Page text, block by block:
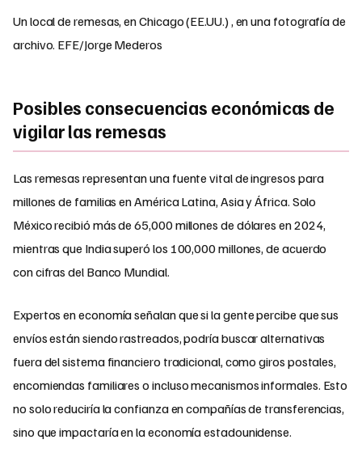
Un local de remesas, en Chicago (EE.UU.) , en una fotografía de
archivo. EFE/Jorge Mederos
Posibles consecuencias económicas de
vigilar las remesas
Las remesas representan una fuente vital de ingresos para
millones de familias en América Latina, Asia y África. Solo
México recibió más de 65,000 millones de dólares en 2024,
mientras que India superó los 100,000 millones, de acuerdo
con cifras del Banco Mundial.
Expertos en economía señalan que si la gente percibe que sus
envíos están siendo rastreados, podría buscar alternativas
fuera del sistema financiero tradicional, como giros postales,
encomiendas familiares o incluso mecanismos informales. Esto
no solo reduciría la confianza en compañías de transferencias,
sino que impactaría en la economía estadounidense.